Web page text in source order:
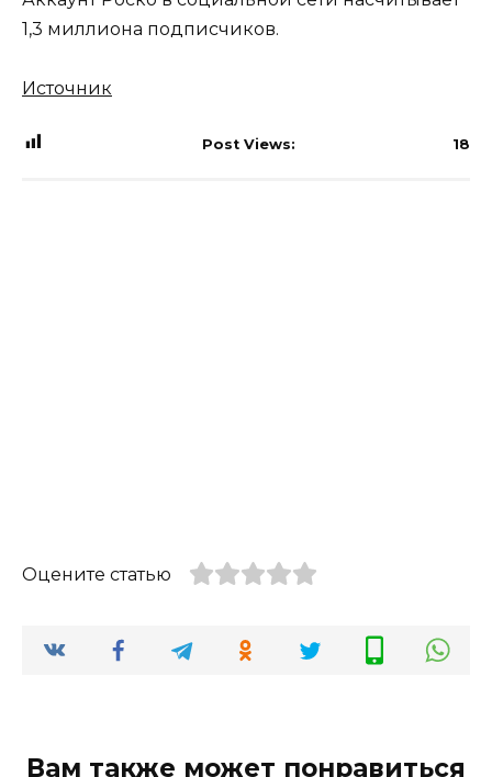
1,3 миллиона подписчиков.
Источник
Post Views: 18
Оцените статью
Вам также может понравиться